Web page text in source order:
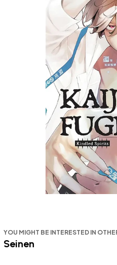
YOU MIGHT BE INTERESTED IN
Seinen